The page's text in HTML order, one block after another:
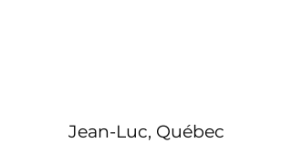
Jean-Luc, Québec